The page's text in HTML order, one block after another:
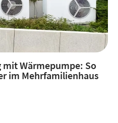
Wärmepumpe: So
im Mehrfamilienhaus